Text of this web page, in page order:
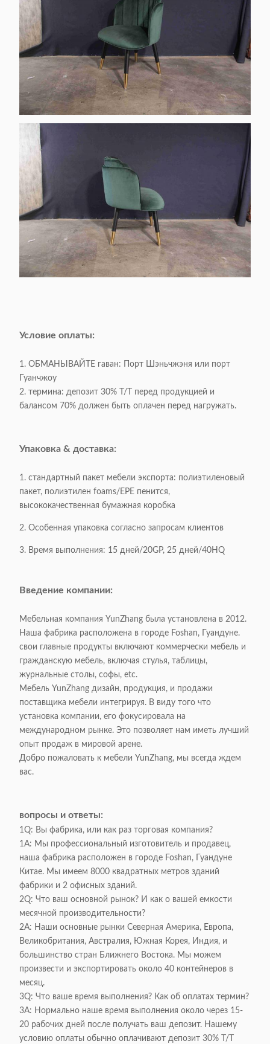
Условие оплаты:
1. ОБМАНЫВАЙТЕ гаван: Порт Шэньчжэня или порт
Гуанчжоу
2. термина: депозит 30% T/T перед продукцией и
балансом 70% должен быть оплачен перед нагружать.
Упаковка & доставка:
1. стандартный пакет мебели экспорта: полиэтиленовый
пакет, полиэтилен foams/EPE пенится,
высококачественная бумажная коробка
2. Особенная упаковка согласно запросам клиентов
3. Время выполнения: 15 дней/20GP, 25 дней/40HQ
Введение компании:
Мебельная компания YunZhang была установлена в 2012.
Наша фабрика расположена в городе Foshan, Гуандуне.
свои главные продукты включают коммерчески мебель и
гражданскую мебель, включая стулья, таблицы,
журнальные столы, софы, etc.
Мебель YunZhang дизайн, продукция, и продажи
поставщика мебели интегрируя. В виду того что
установка компании, его фокусировала на
международном рынке. Это позволяет нам иметь лучший
опыт продаж в мировой арене.
Добро пожаловать к мебели YunZhang, мы всегда ждем
вас.
вопросы и ответы:
1Q: Вы фабрика, или как раз торговая компания?
1A: Мы профессиональный изготовитель и продавец,
наша фабрика расположен в городе Foshan, Гуандуне
Китае. Мы имеем 8000 квадратных метров зданий
фабрики и 2 офисных зданий.
2Q: Что ваш основной рынок? И как о вашей емкости
месячной производительности?
2A: Наши основные рынки Северная Америка, Европа,
Великобритания, Австралия, Южная Корея, Индия, и
большинство стран Ближнего Востока. Мы можем
произвести и экспортировать около 40 контейнеров в
месяц.
3Q: Что ваше время выполнения? Как об оплатах термин?
3A: Нормально наше время выполнения около через 15-
20 рабочих дней после получать ваш депозит. Нашему
условию оплаты обычно оплачивают депозит 30% T/T